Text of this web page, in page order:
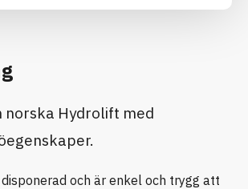
norska Hydrolift med
och är enkel och trygg att